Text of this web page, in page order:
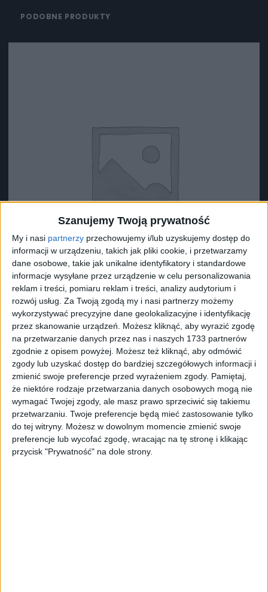
Szanujemy Twoją prywatność
My i nasi partnerzy przechowujemy i/lub uzyskujemy dostęp do
informacji w urządzeniu, takich jak pliki cookie, i przetwarzamy
dane osobowe, takie jak unikalne identyfikatory i standardowe
informacje wysyłane przez urządzenie w celu personalizowania
reklam i treści, pomiaru reklam i treści, analizy audytorium i
rozwój usług. Za Twoją zgodą my i nasi partnerzy możemy
wykorzystywać precyzyjne dane geolokalizacyjne i identyfikację
przez skanowanie urządzeń. Możesz kliknąć, aby wyrazić zgodę
na przetwarzanie danych przez nas i naszych 1733 partnerów
zgodnie z opisem powyżej. Możesz też kliknąć, aby odmówić
zgody lub uzyskać dostęp do bardziej szczegółowych informacji i
zmienić swoje preferencje przed wyrażeniem zgody. Pamiętaj,
że niektóre rodzaje przetwarzania danych osobowych mogą nie
wymagać Twojej zgody, ale masz prawo sprzeciwić się takiemu
przetwarzaniu. Twoje preferencje będą mieć zastosowanie tylko
do tej witryny. Możesz w dowolnym momencie zmienić swoje
preferencje lub wycofać zgodę, wracając na tę stronę i klikając
przycisk "Prywatność" na dole strony.
PODOBNE PRODUKTY
Surron Zacisk nylonowy 1 (?9.5)
0,49zł
ZOBACZ WIĘCEJ